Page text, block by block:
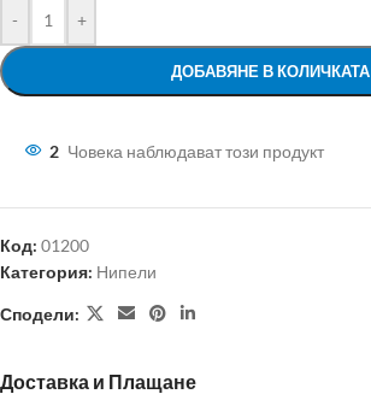
- +
ДОБАВЯНЕ В КОЛИЧКАТА
2 Човека наблюдават този продукт
Код: 01200
Категория: Нипели
Сподели:
Доставка и Плащане